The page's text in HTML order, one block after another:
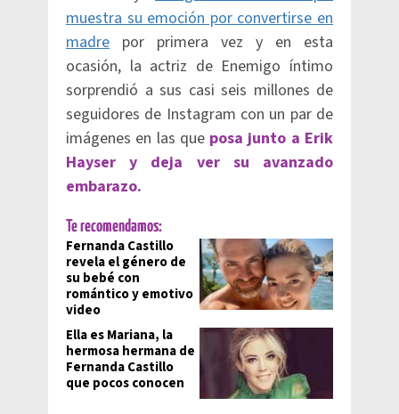
muestra su emoción por convertirse en
madre por primera vez y en esta
ocasión, la actriz de Enemigo íntimo
sorprendió a sus casi seis millones de
seguidores de Instagram con un par de
imágenes en las que posa junto a Erik
Hayser y deja ver su avanzado
embarazo.
Te recomendamos:
Fernanda Castillo
revela el género de
su bebé con
romántico y emotivo
video
Ella es Mariana, la
hermosa hermana de
Fernanda Castillo
que pocos conocen